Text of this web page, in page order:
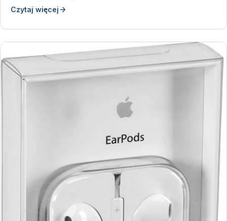
Czytaj więcej